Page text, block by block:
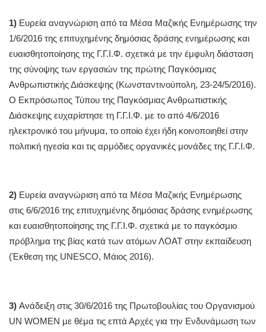
1) Ευρεία αναγνώριση από τα Μέσα Μαζικής Ενημέρωσης την
1/6/2016 της επιτυχημένης δημόσιας δράσης ενημέρωσης και
ευαισθητοποίησης της Γ.Γ.Ι.Φ. σχετικά με την έμφυλη διάσταση
της σύνοψης των εργασιών της πρώτης Παγκόσμιας
Ανθρωπιστικής Διάσκεψης (Κωνσταντινούπολη, 23-24/5/2016).
Ο Εκπρόσωπος Τύπου της Παγκόσμιας Ανθρωπιστικής
Διάσκεψης ευχαρίστησε τη Γ.Γ.Ι.Φ. με το από 4/6/2016
ηλεκτρονικό του μήνυμα, το οποίο έχει ήδη κοινοποιηθεί στην
πολιτική ηγεσία και τις αρμόδιες οργανικές μονάδες της Γ.Γ.Ι.Φ.
2) Ευρεία αναγνώριση από τα Μέσα Μαζικής Ενημέρωσης
στις 6/6/2016 της επιτυχημένης δημόσιας δράσης ενημέρωσης
και ευαισθητοποίησης της Γ.Γ.Ι.Φ. σχετικά με το παγκόσμιο
πρόβλημα της βίας κατά των ατόμων ΛΟΑΤ στην εκπαίδευση
(Έκθεση της UNESCO, Μάιος 2016).
3) Ανάδειξη στις 30/6/2016 της Πρωτοβουλίας του Οργανισμού
UN WOMEN με θέμα τις επτά Αρχές για την Ενδυνάμωση των